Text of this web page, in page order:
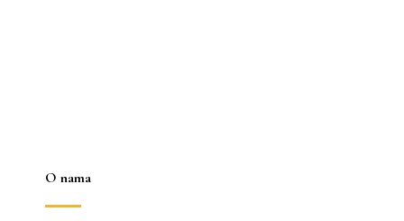
O nama